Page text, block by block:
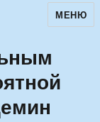
МЕНЮ